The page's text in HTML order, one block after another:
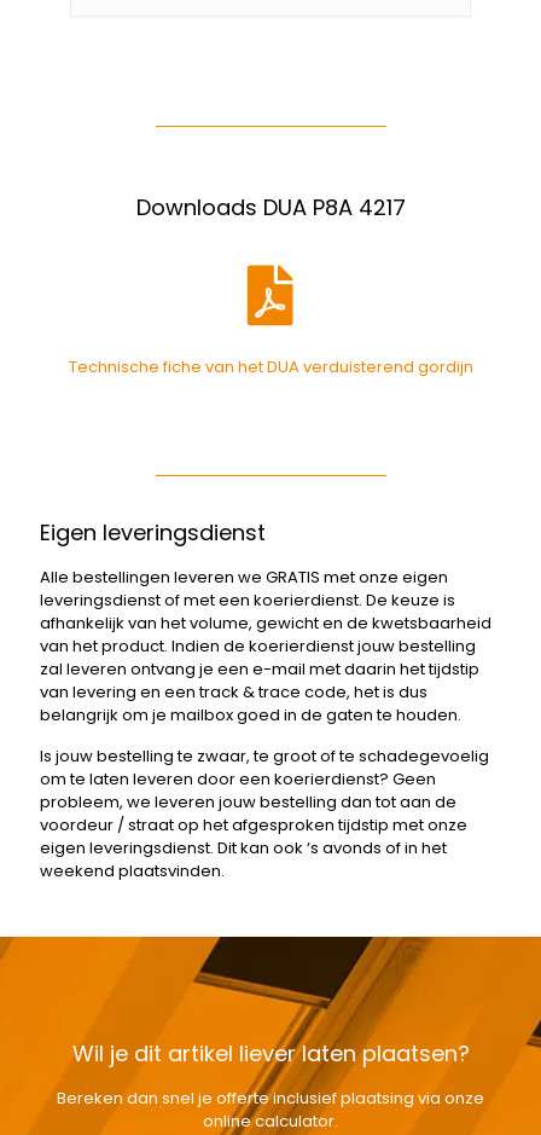
Downloads DUA P8A 4217
Technische fiche van het DUA verduisterend gordijn
Eigen leveringsdienst
Alle bestellingen leveren we GRATIS met onze eigen
leveringsdienst of met een koerierdienst. De keuze is
afhankelijk van het volume, gewicht en de kwetsbaarheid
van het product. Indien de koerierdienst jouw bestelling
zal leveren ontvang je een e-mail met daarin het tijdstip
van levering en een track & trace code, het is dus
belangrijk om je mailbox goed in de gaten te houden.
Is jouw bestelling te zwaar, te groot of te schadegevoelig
om te laten leveren door een koerierdienst? Geen
probleem, we leveren jouw bestelling dan tot aan de
voordeur / straat op het afgesproken tijdstip met onze
eigen leveringsdienst. Dit kan ook ‘s avonds of in het
weekend plaatsvinden.
Wil je dit artikel liever laten plaatsen?
Bereken dan snel je offerte inclusief plaatsing via onze
online calculator.